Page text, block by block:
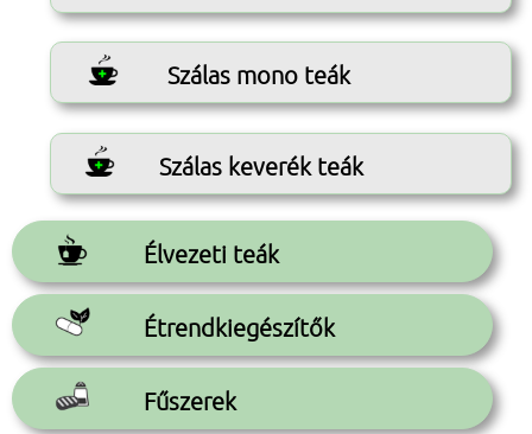
Szálas mono teák
Szálas keverék teák
Élvezeti teák
Étrendkiegészítők
Fűszerek